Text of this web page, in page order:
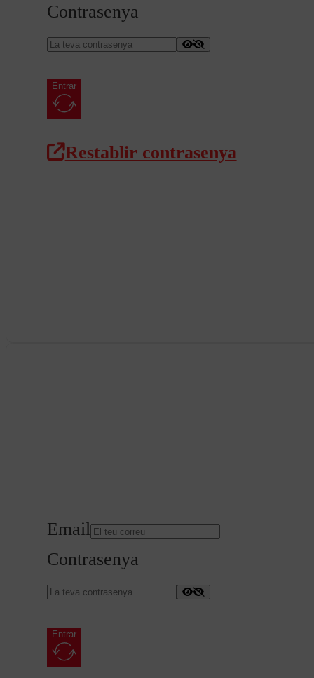
Contrasenya
Entrar
Restablir contrasenya
Email
Contrasenya
Entrar